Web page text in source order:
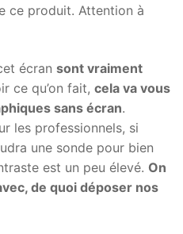
ce produit. Attention à
écran sont vraiment
ce qu’on fait, cela va vous
sans écran.
les professionnels, si
une sonde pour bien
est un peu élevé. On
de quoi déposer nos